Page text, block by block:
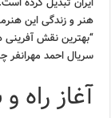
هنر و زندگی این
“بهترین نقش آفرینی
سریال احمد مهرانفر
آغاز راه